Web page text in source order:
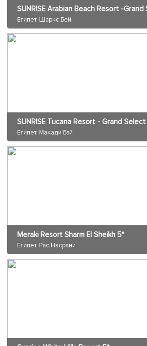
SUNRISE Arabian Beach Resort -
Египет, Шаркс Бей
SUNRISE Tucana Resort - Grand
Египет, Макади Бэй
Meraki Resort Sharm El Sheikh 5*
Египет, Рас Насрани